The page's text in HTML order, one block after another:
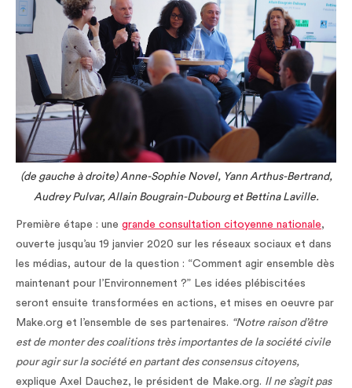
(de gauche à droite) Anne-Sophie Novel, Yann Arthus-Bertrand,
Audrey Pulvar, Allain Bougrain-Dubourg et Bettina Laville.
Première étape : une grande consultation citoyenne nationale,
ouverte jusqu’au 19 janvier 2020 sur les réseaux sociaux et dans
les médias, autour de la question : “Comment agir ensemble dès
maintenant pour l’Environnement ?” Les idées plébiscitées
seront ensuite transformées en actions, et mises en oeuvre par
Make.org et l’ensemble de ses partenaires. “Notre raison d’être
est de monter des coalitions très importantes de la société civile
pour agir sur la société en partant des consensus citoyens,
explique Axel Dauchez, le président de Make.org. Il ne s’agit pas